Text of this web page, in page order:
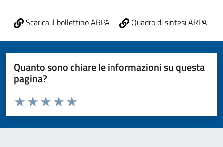
Scarica il bollettino ARPA Quadro di sintesi ARPA
Quanto sono chiare le informazioni su questa
pagina?
Valuta da 1 a 5 stelle la pagina
Valuta 5 stelle su 5
Valuta 4 stelle su 5
Valuta 3 stelle su 5
Valuta 2 stelle su 5
Valuta 1 stelle su 5